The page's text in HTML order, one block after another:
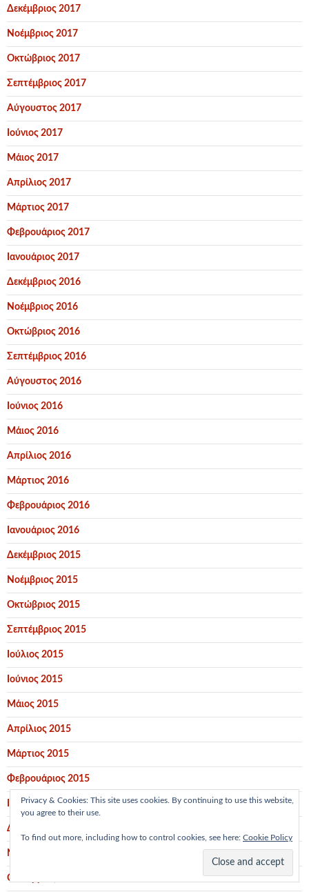
Δεκέμβριος 2017
Νοέμβριος 2017
Οκτώβριος 2017
Σεπτέμβριος 2017
Αύγουστος 2017
Ιούνιος 2017
Μάιος 2017
Απρίλιος 2017
Μάρτιος 2017
Φεβρουάριος 2017
Ιανουάριος 2017
Δεκέμβριος 2016
Νοέμβριος 2016
Οκτώβριος 2016
Σεπτέμβριος 2016
Αύγουστος 2016
Ιούνιος 2016
Μάιος 2016
Απρίλιος 2016
Μάρτιος 2016
Φεβρουάριος 2016
Ιανουάριος 2016
Δεκέμβριος 2015
Νοέμβριος 2015
Οκτώβριος 2015
Σεπτέμβριος 2015
Ιούλιος 2015
Ιούνιος 2015
Μάιος 2015
Απρίλιος 2015
Μάρτιος 2015
Φεβρουάριος 2015
Ιανουάριος 2015
Δεκέμβριος 2014
Νοέμβριος 2014
Οκτώβριος 2014
Privacy & Cookies: This site uses cookies. By continuing to use this website,
you agree to their use.
To find out more, including how to control cookies, see here: Cookie Policy